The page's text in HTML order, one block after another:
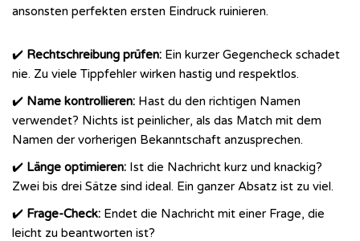
ansonsten perfekten ersten Eindruck ruinieren.
✔️ Rechtschreibung prüfen: Ein kurzer Gegencheck schadet
nie. Zu viele Tippfehler wirken hastig und respektlos.
✔️ Name kontrollieren: Hast du den richtigen Namen
verwendet? Nichts ist peinlicher, als das Match mit dem
Namen der vorherigen Bekanntschaft anzusprechen.
✔️ Länge optimieren: Ist die Nachricht kurz und knackig?
Zwei bis drei Sätze sind ideal. Ein ganzer Absatz ist zu viel.
✔️ Frage-Check: Endet die Nachricht mit einer Frage, die
leicht zu beantworten ist?